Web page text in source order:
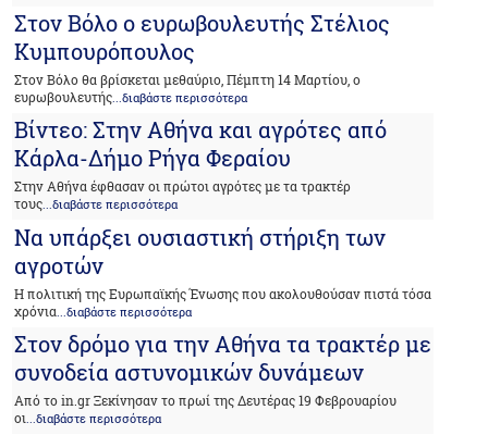
Στον Βόλο ο ευρωβουλευτής Στέλιος
Κυμπουρόπουλος
Στον Βόλο θα βρίσκεται μεθαύριο, Πέμπτη 14 Μαρτίου, ο
ευρωβουλευτής...διαβάστε περισσότερα
Βίντεο: Στην Αθήνα και αγρότες από
Κάρλα-Δήμο Ρήγα Φεραίου
Στην Αθήνα έφθασαν οι πρώτοι αγρότες με τα τρακτέρ
τους...διαβάστε περισσότερα
Να υπάρξει ουσιαστική στήριξη των
αγροτών
Η πολιτική της Ευρωπαϊκής Ένωσης που ακολουθούσαν πιστά τόσα
χρόνια ...διαβάστε περισσότερα
Στον δρόμο για την Αθήνα τα τρακτέρ με
συνοδεία αστυνομικών δυνάμεων
Από το in.gr Ξεκίνησαν το πρωί της Δευτέρας 19 Φεβρουαρίου
οι...διαβάστε περισσότερα